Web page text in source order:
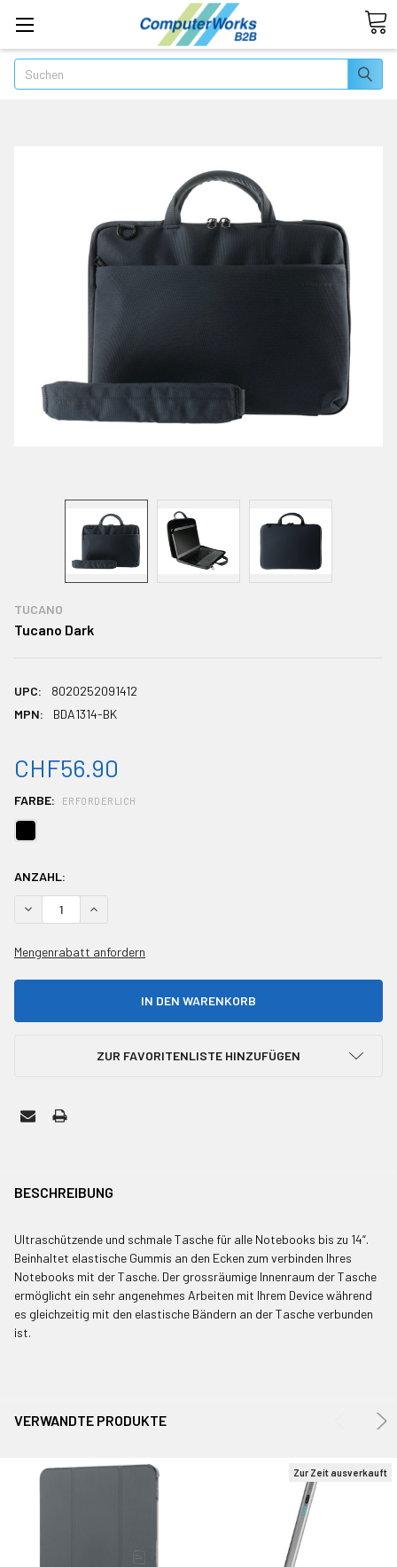
Suchen
TUCANO
Tucano Dark
UPC:
8020252091412
MPN:
BDA1314-BK
CHF56.90
FARBE: ERFORDERLICH
AKTUELLER
BESTAND:
ANZAHL:
MENGE VON UNDEFINED REDUZIEREN
MENGE VON UNDEFINED ERHÖHEN
Mengenrabatt anfordern
ZUR FAVORITENLISTE HINZUFÜGEN
ZUSAMMEN
AUSWÄHLEN
BESCHREIBUNG
Ultraschützende und schmale Tasche für alle Notebooks bis zu 14“.
Beinhaltet elastische Gummis an den Ecken zum verbinden Ihres
Notebooks mit der Tasche. Der grossräumige Innenraum der Tasche
ermöglicht ein sehr angenehmes Arbeiten mit Ihrem Device während
es gleichzeitig mit den elastische Bändern an der Tasche verbunden
ist.
VERWANDTE PRODUKTE
Zur Zeit ausverkauft